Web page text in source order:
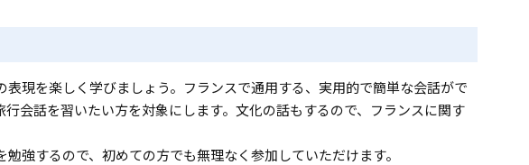
現を楽しく学びましょう。フランスで通用する、実用的で簡単な会話がで
会話を習いたい方を対象にします。文化の話もするので、フランスに関す
強するので、初めての方でも無理なく参加していただけます。